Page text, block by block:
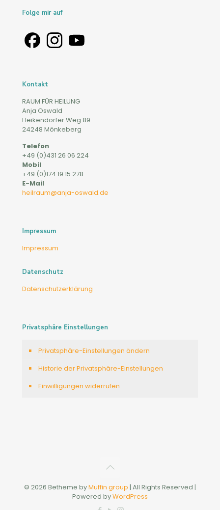
Folge mir auf
Kontakt
RAUM FÜR HEILUNG
Anja Oswald
Heikendorfer Weg 89
24248 Mönkeberg
Telefon
+49 (0)431 26 06 224
Mobil
+49 (0)174 19 15 278
E-Mail
heilraum@anja-oswald.de
Impressum
Impressum
Datenschutz
Datenschutzerklärung
Privatsphäre Einstellungen
Privatsphäre-Einstellungen ändern
Historie der Privatsphäre-Einstellungen
Einwilligungen widerrufen
© 2026 Betheme byMuffin group | All Rights Reserved |
Powered byWordPress